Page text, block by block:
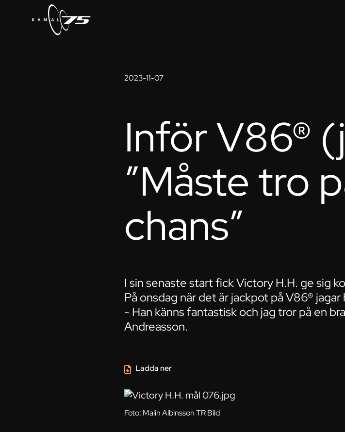
2023-11-07
Foto: Malin Albinsson TR Bild
Inför V86®
”Måste tro
chans”
I sin senaste start fick Victory H.H. ge sig
På onsdag när det är jackpot på V86® jagar
- Han känns fantastisk och jag tror på en
Andreasson.
Ladda ner